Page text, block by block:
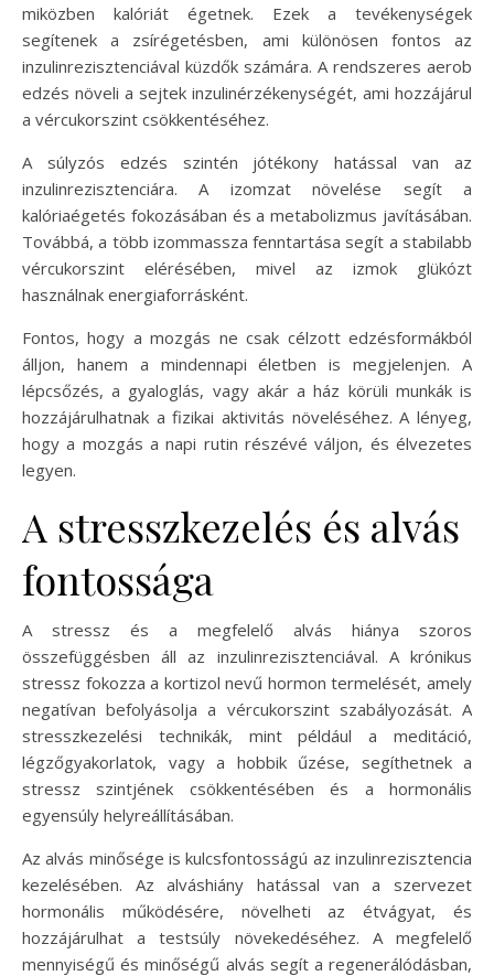
miközben kalóriát égetnek. Ezek a tevékenységek
segítenek a zsírégetésben, ami különösen fontos az
inzulinrezisztenciával küzdők számára. A rendszeres aerob
edzés növeli a sejtek inzulinérzékenységét, ami hozzájárul
a vércukorszint csökkentéséhez.
A súlyzós edzés szintén jótékony hatással van az
inzulinrezisztenciára. A izomzat növelése segít a
kalóriaégetés fokozásában és a metabolizmus javításában.
Továbbá, a több izommassza fenntartása segít a stabilabb
vércukorszint elérésében, mivel az izmok glükózt
használnak energiaforrásként.
Fontos, hogy a mozgás ne csak célzott edzésformákból
álljon, hanem a mindennapi életben is megjelenjen. A
lépcsőzés, a gyaloglás, vagy akár a ház körüli munkák is
hozzájárulhatnak a fizikai aktivitás növeléséhez. A lényeg,
hogy a mozgás a napi rutin részévé váljon, és élvezetes
legyen.
A stresszkezelés és alvás
fontossága
A stressz és a megfelelő alvás hiánya szoros
összefüggésben áll az inzulinrezisztenciával. A krónikus
stressz fokozza a kortizol nevű hormon termelését, amely
negatívan befolyásolja a vércukorszint szabályozását. A
stresszkezelési technikák, mint például a meditáció,
légzőgyakorlatok, vagy a hobbik űzése, segíthetnek a
stressz szintjének csökkentésében és a hormonális
egyensúly helyreállításában.
Az alvás minősége is kulcsfontosságú az inzulinrezisztencia
kezelésében. Az alváshiány hatással van a szervezet
hormonális működésére, növelheti az étvágyat, és
hozzájárulhat a testsúly növekedéséhez. A megfelelő
mennyiségű és minőségű alvás segít a regenerálódásban,